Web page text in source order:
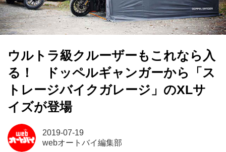
ウルトラ級クルーザーもこれなら入
る！ ドッペルギャンガーから「ス
トレージバイクガレージ」のXLサ
イズが登場
2019-07-19
webオートバイ編集部